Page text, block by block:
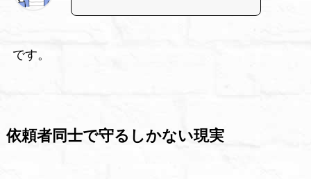
です。
依頼者同士で守るしかない現実